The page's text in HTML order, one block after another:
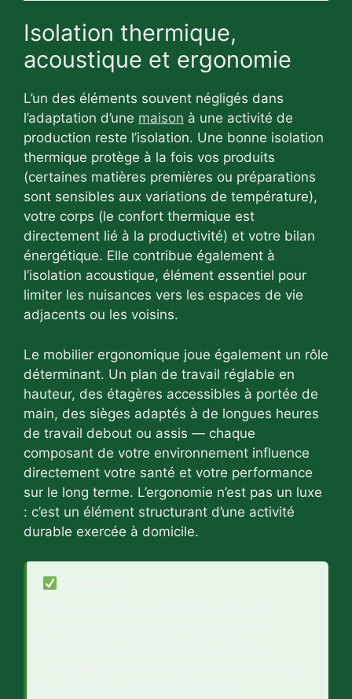
Isolation thermique,
acoustique et ergonomie
L’un des éléments souvent négligés dans
l’adaptation d’une maison à une activité de
production reste l’isolation. Une bonne isolation
thermique protège à la fois vos produits
(certaines matières premières ou préparations
sont sensibles aux variations de température),
votre corps (le confort thermique est
directement lié à la productivité) et votre bilan
énergétique. Elle contribue également à
l’isolation acoustique, élément essentiel pour
limiter les nuisances vers les espaces de vie
adjacents ou les voisins.
Le mobilier ergonomique joue également un rôle
déterminant. Un plan de travail réglable en
hauteur, des étagères accessibles à portée de
main, des sièges adaptés à de longues heures
de travail debout ou assis — chaque
composant de votre environnement influence
directement votre santé et votre performance
sur le long terme. L’ergonomie n’est pas un luxe
: c’est un élément structurant d’une activité
durable exercée à domicile.